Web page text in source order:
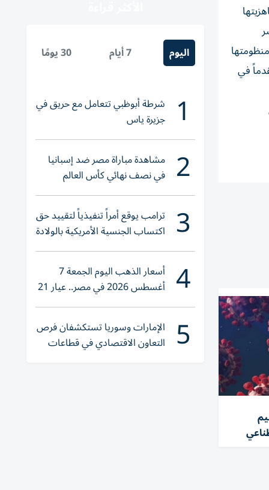
في
اليوم 7 أيام 30 يومًا
1 شرطة أبوظبي تتعامل مع حريق في
جزيرة ياس
2 مشاهدة مباراة مصر ضد إسبانيا
في نصف نهائي كأس العالم
لناشئات اليد 2026
3 ترامب يوقع أمراً تنفيذياً لتقييد حق
اكتساب الجنسية الأمريكية بالولادة
4 أسعار الذهب اليوم الجمعة 7
أغسطس 2026 في مصر.. عيار 21
يقترب من هذا الرقم
5 الإمارات وسوريا تستكشفان فرص
التعاون الاقتصادي في قطاعات